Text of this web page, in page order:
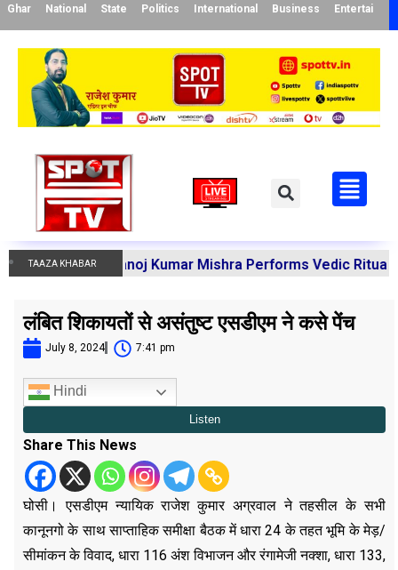
Ghar National State Politics International Business
TAAZA KHABAR
Manoj Kumar Mishra Performs Vedic Rituals for
लंबित शिकायतों से असंतुष्ट एसडीएम ने कसे पेंच
July 8, 2024 7:41 pm
Hindi
Share This News
घोसी। एसडीएम न्यायिक राजेश कुमार अग्रवाल ने तहसील के सभी
कानूनगो के साथ साप्ताहिक समीक्षा बैठक में धारा 24 के तहत भूमि के मेड़/
सीमांकन के विवाद, धारा 116 अंश विभाजन और रंगामेजी नक्शा, धारा 133,